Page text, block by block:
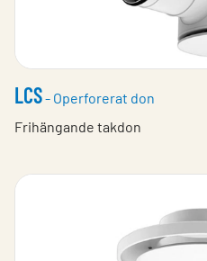
LCS- Operforerat don
Frihängande takdon